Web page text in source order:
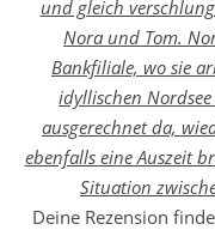
und gleich
Nora und Tom.
Bankfiliale, wo sie
idyllischen
ausgerechnet da,
ebenfalls eine Auszeit
Situation
Deine Rezension